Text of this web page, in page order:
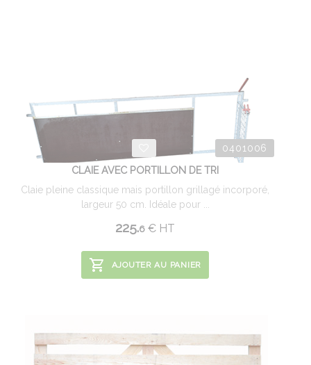
0401006
CLAIE AVEC PORTILLON DE TRI
Claie pleine classique mais portillon grillagé incorporé,
largeur 50 cm. Idéale pour ...
225.6 € HT
AJOUTER AU PANIER